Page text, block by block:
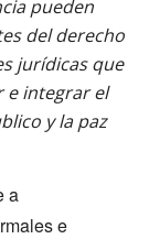
pueden
del derecho
jurídicas que
integrar el
y la paz
a
e